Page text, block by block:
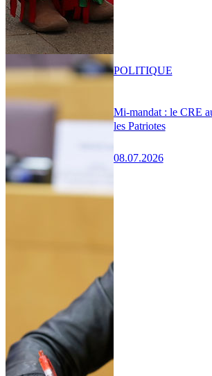
Mi-mandat : le CRE
les Patriotes
08.07.2026
POLITIQUE